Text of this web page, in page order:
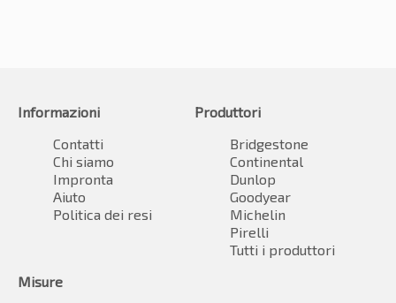
Informazioni
Contatti
Chi siamo
Impronta
Aiuto
Politica dei resi
Produttori
Bridgestone
Continental
Dunlop
Goodyear
Michelin
Pirelli
Tutti i produttori
Misure